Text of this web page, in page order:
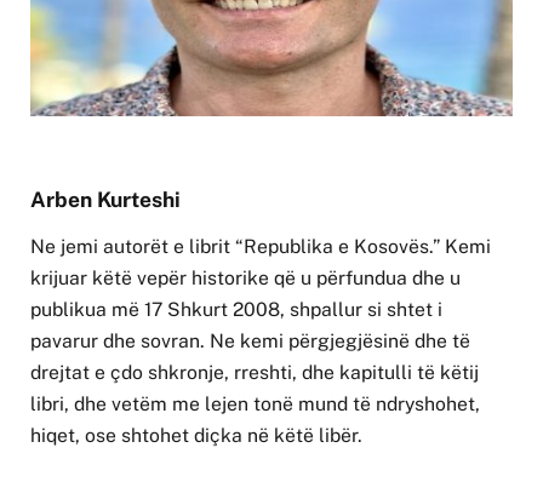
Arben Kurteshi
Ne jemi autorët e librit “Republika e Kosovës.” Kemi
krijuar këtë vepër historike që u përfundua dhe u
publikua më 17 Shkurt 2008, shpallur si shtet i
pavarur dhe sovran. Ne kemi përgjegjësinë dhe të
drejtat e çdo shkronje, rreshti, dhe kapitulli të këtij
libri, dhe vetëm me lejen tonë mund të ndryshohet,
hiqet, ose shtohet diçka në këtë libër.